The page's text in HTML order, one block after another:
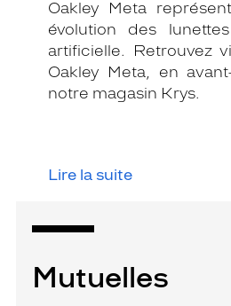
Oakley Meta
évolution des
artificielle. Retrouvez
Oakley Meta, en
notre magasin Krys.
Lire la suite
Mutuelles